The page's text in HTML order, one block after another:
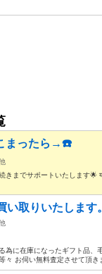
まったら→☎️
までサポートいたします🌟
取りいたします。
為に在庫になったギフト品、
々 お伺い無料査定させて頂